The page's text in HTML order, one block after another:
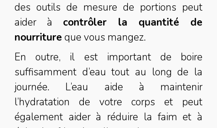
des outils de mesure de portions peut
aider à contrôler la quantité de
nourriture que vous mangez.
En outre, il est important de boire
suffisamment d’eau tout au long de la
journée. L’eau aide à maintenir
l’hydratation de votre corps et peut
également aider à réduire la faim et à